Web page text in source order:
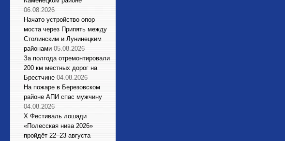
06.08.2026
Начато устройство опор
моста через Припять между
Столинским и Лунинецким
районами 05.08.2026
За полгода отремонтировали
200 км местных дорог на
Брестчине 04.08.2026
На пожаре в Березовском
районе АПИ спас мужчину
04.08.2026
X Фестиваль лошади
«Полесская нива 2026»
пройдёт 22–23 августа